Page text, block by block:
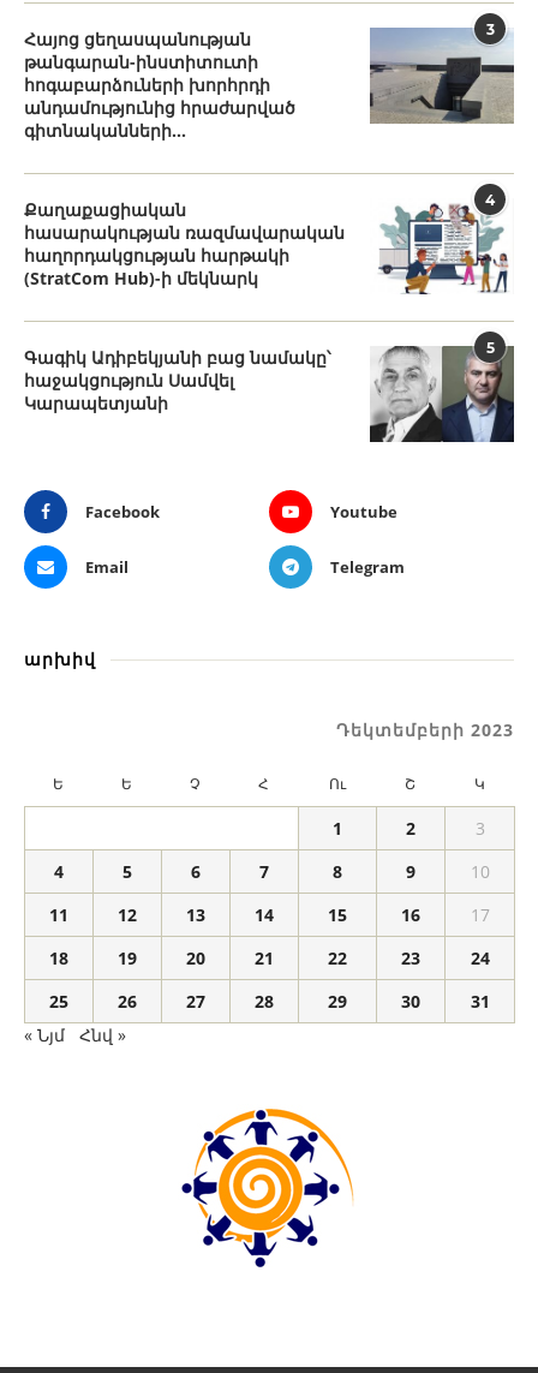
3
Հայոց ցեղասպանության
թանգարան-ինստիտուտի
հոգաբարձուների խորհրդի
անդամությունից հրաժարված
գիտնականների...
4
Քաղաքացիական
հասարակության ռազմավարական
հաղորդակցության հարթակի
(StratCom Hub)-ի մեկնարկ
5
Գագիկ Ադիբեկյանի բաց նամակը՝
հաջակցություն Սամվել
Կարապետյանի
Facebook Youtube
Email Telegram
արխիվ
Դեկտեմբերի 2023
Ե Ե Չ Հ Ու Շ Կ
1 2
3
4
5 6 7 8 9
10
11
12 13 14 15 16
17
18
19 20 21 22 23
24
25
26 27 28 29 30
31
« Նյմ
Հնվ »